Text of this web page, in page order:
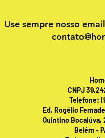
Use sempre nosso
CNPJ
Telefone:
Ed. Rogélio
Quintino Bocaiúva,
Belém -